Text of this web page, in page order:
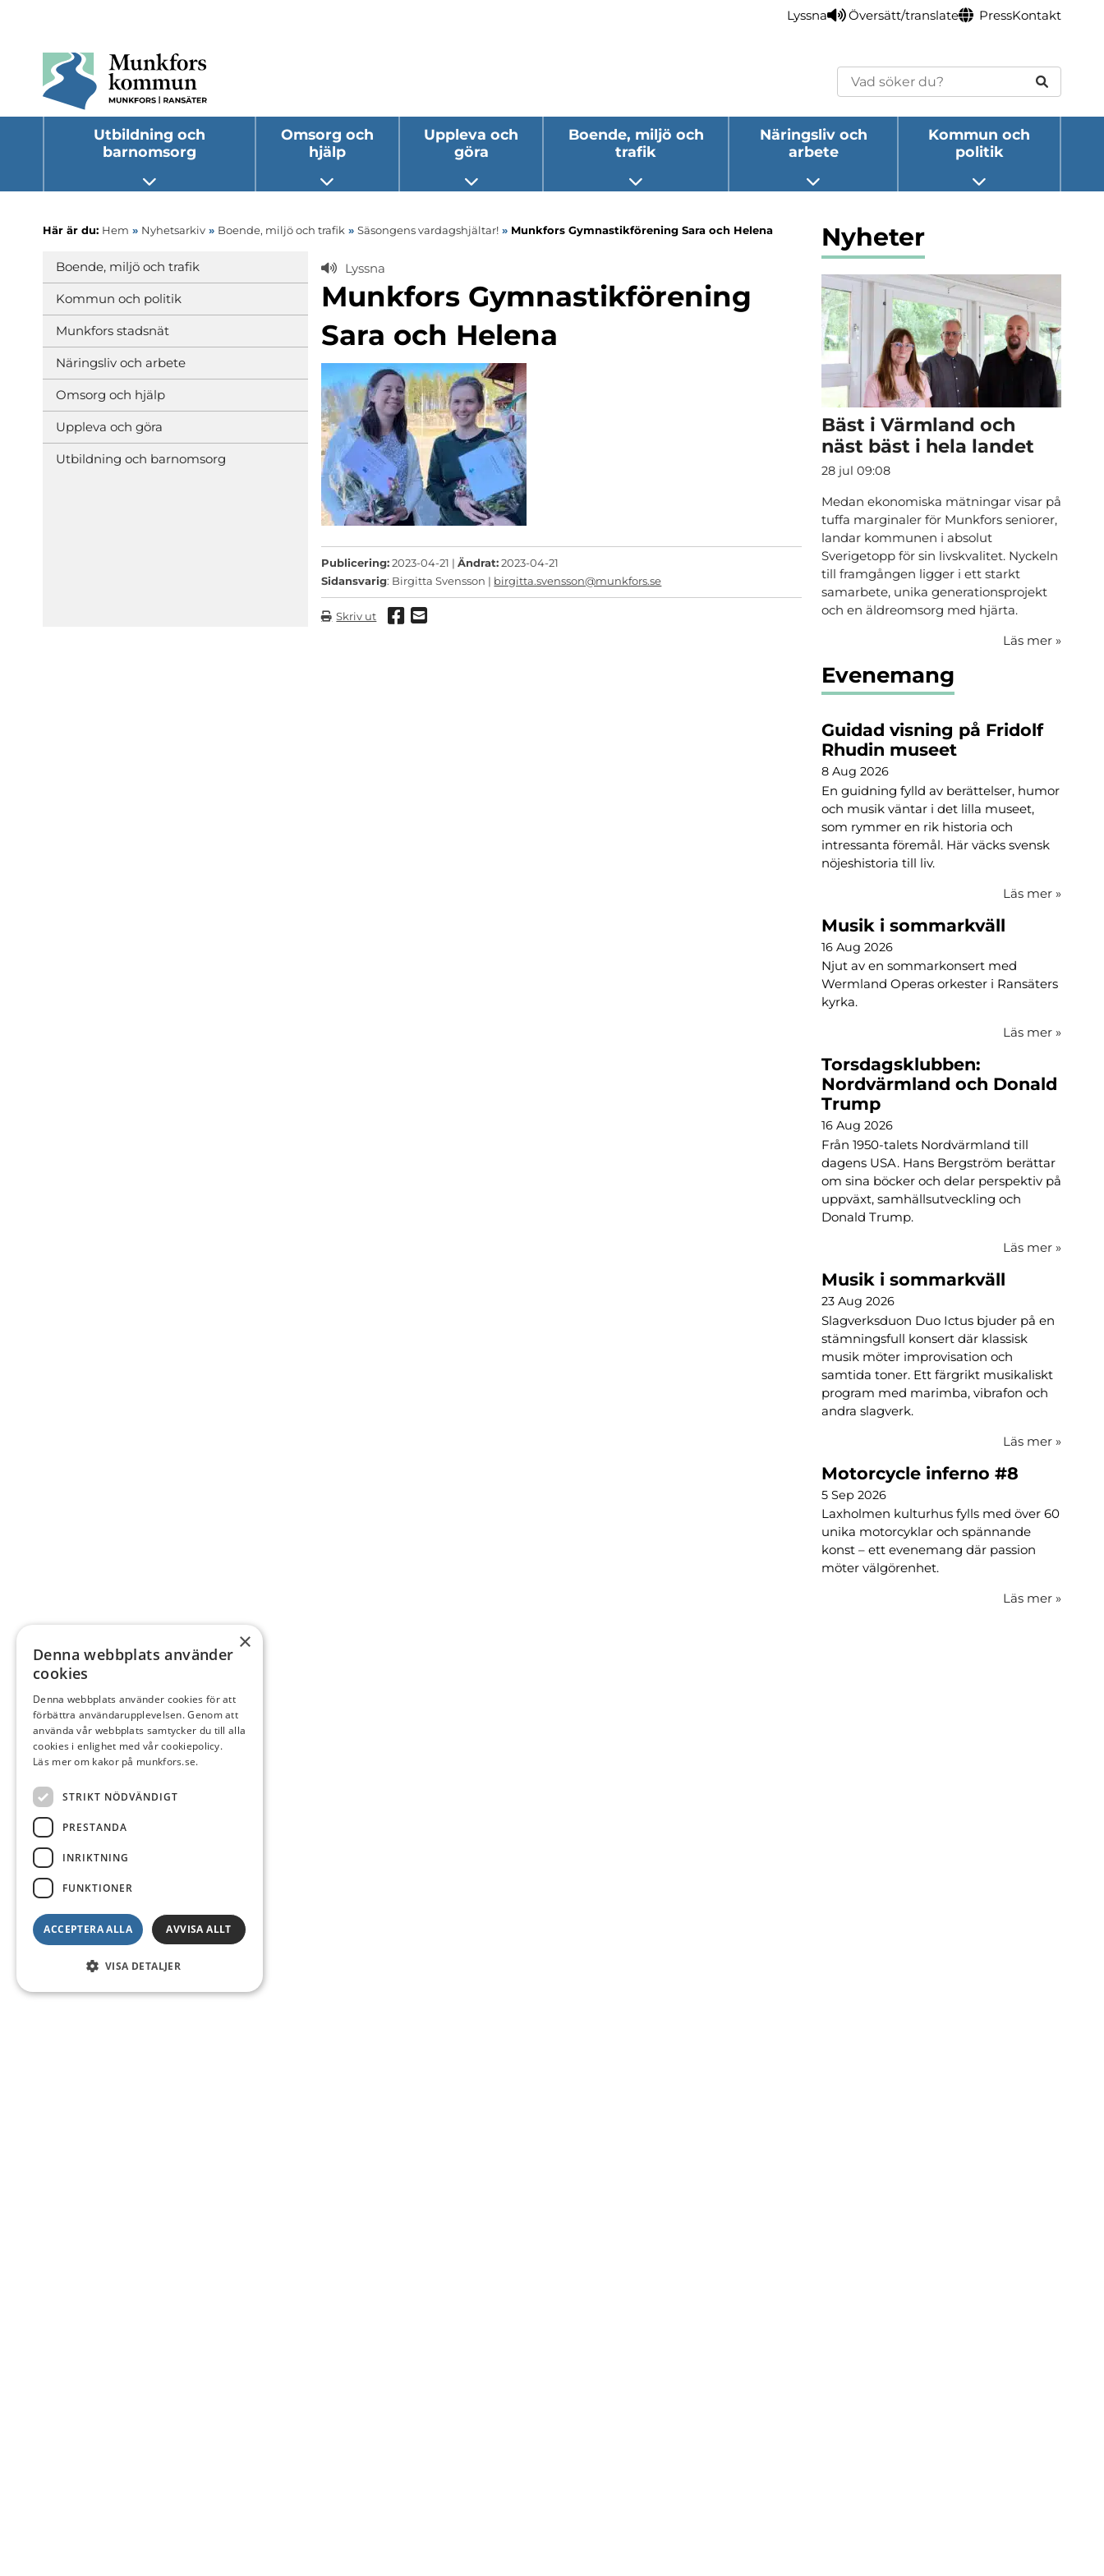
Lyssna Översätt/translate PressKontakt
Sök
Utbildning och
barnomsorg
Öppna undermeny
Omsorg och
hjälp
Öppna undermeny
Uppleva och
göra
Öppna undermeny
Boende, miljö och
trafik
Öppna undermeny
Näringsliv och
arbete
Öppna undermeny
Kommun och
politik
Öppna undermeny
Här är du: Hem » Nyhetsarkiv » Boende, miljö och trafik » Säsongens vardagshjältar! » Munkfors Gymnastikförening Sara och Helena
Boende, miljö och trafik
Kommun och politik
Munkfors stadsnät
Näringsliv och arbete
Omsorg och hjälp
Uppleva och göra
Utbildning och barnomsorg
Lyssna
Munkfors Gymnastikförening
Sara och Helena
Publicering:2023-04-21 |Ändrat:2023-04-21
Sidansvarig: Birgitta Svensson | birgitta.svensson@munkfors.se
Skriv ut Dela via Facebook
Dela via mail
Nyheter
Bäst i Värmland och
näst bäst i hela landet
28 jul 09:08
Medan ekonomiska mätningar visar på
tuffa marginaler för Munkfors seniorer,
landar kommunen i absolut
Sverigetopp för sin livskvalitet. Nyckeln
till framgången ligger i ett starkt
samarbete, unika generationsprojekt
och en äldreomsorg med hjärta.
Läs mer »
Evenemang
Guidad visning på Fridolf
Rhudin museet
8 Aug 2026
En guidning fylld av berättelser, humor
och musik väntar i det lilla museet,
som rymmer en rik historia och
intressanta föremål. Här väcks svensk
nöjeshistoria till liv.
Läs mer »
Musik i sommarkväll
16 Aug 2026
Njut av en sommarkonsert med
Wermland Operas orkester i Ransäters
kyrka.
Läs mer »
Torsdagsklubben:
Nordvärmland och Donald
Trump
16 Aug 2026
Från 1950-talets Nordvärmland till
dagens USA. Hans Bergström berättar
om sina böcker och delar perspektiv på
uppväxt, samhällsutveckling och
Donald Trump.
Läs mer »
Musik i sommarkväll
23 Aug 2026
Slagverksduon Duo Ictus bjuder på en
stämningsfull konsert där klassisk
musik möter improvisation och
samtida toner. Ett färgrikt musikaliskt
program med marimba, vibrafon och
andra slagverk.
Läs mer »
Motorcycle inferno #8
5 Sep 2026
Laxholmen kulturhus fylls med över 60
unika motorcyklar och spännande
konst – ett evenemang där passion
möter välgörenhet.
Läs mer »
×
Denna webbplats använder
cookies
Denna webbplats använder cookies för att
förbättra användarupplevelsen. Genom att
använda vår webbplats samtycker du till alla
cookies i enlighet med vår cookiepolicy.
Läs mer om kakor på munkfors.se.
STRIKT NÖDVÄNDIGT
PRESTANDA
INRIKTNING
FUNKTIONER
ACCEPTERA ALLA AVVISA ALLT
VISA DETALJER